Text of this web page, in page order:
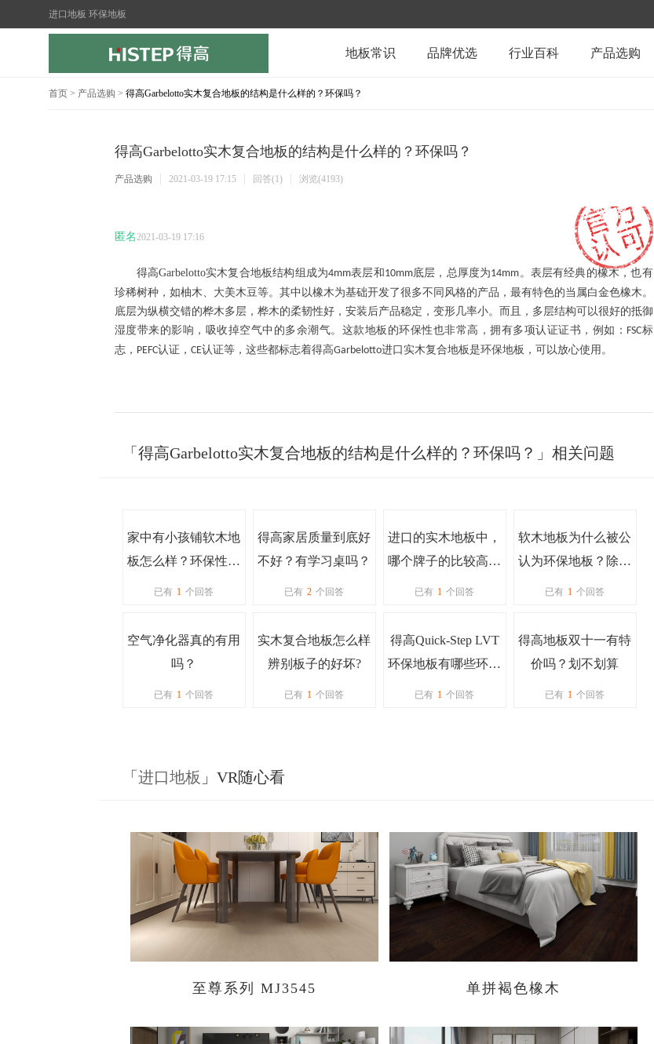
进口地板 环保地板
地板常识 品牌优选 行业百科 产品选购
首页 > 产品选购 > 得高Garbelotto实木复合地板的结构是什么样的？环保吗？
得高Garbelotto实木复合地板的结构是什么样的？环保吗？
产品选购 2021-03-19 17:15 回答(1) 浏览(4193)
匿名2021-03-19 17:16
得高Garbelotto实木复合地板结构组成为4mm表层和 10mm底层，总厚度为14mm。表层有经典的橡木，也有
珍稀树种，如柚木、大美木豆等。其中以橡木为基础开发了很多不同风格的产品，最有特色的当属白金色橡木。
底层为纵横交错的桦木多层，桦木的柔韧性好，安装后产品稳定，变形几率小。而且，多层结构可以很好的抵御
湿度带来的影响，吸收掉空气中的多余潮气。这款地板的环保性也非常高，拥有多项认证证书，例如： FSC标
志， PEFC认证， CE认证等，这些都标志着得高Garbelotto进口实木复合地板是环保地板，可以放心使用。
「得高Garbelotto实木复合地板的结构是什么样的？环保吗？」相关问题
家中有小孩铺软木地
板怎么样？环保性怎
么样？
已有 1 个回答
得高家居质量到底好
不好？有学习桌吗？
已有 2 个回答
进口的实木地板中，
哪个牌子的比较高端
呢？
已有 1 个回答
软木地板为什么被公
认为环保地板？除了
环保还有什么优点
已有 1 个回答
空气净化器真的有用
吗？
已有 1 个回答
实木复合地板怎么样
辨别板子的好坏?
已有 1 个回答
得高Quick-Step LVT
环保地板有哪些环保
证书，真的具有环保
已有 1 个回答
得高地板双十一有特
价吗？划不划算
已有 1 个回答
「 进口地板 」VR随心看
至尊系列 MJ3545 单拼褐色橡木